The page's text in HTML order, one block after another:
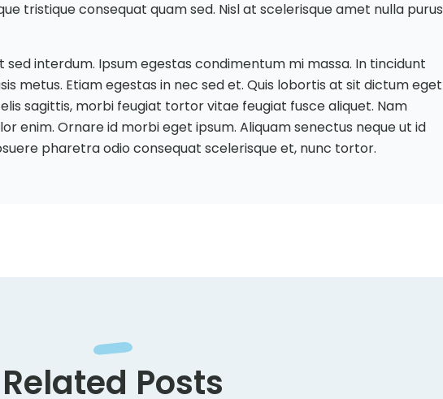
tristique consequat quam sed. Nisl at scelerisque amet nulla purus
sed interdum. Ipsum egestas condimentum mi massa. In tincidunt
metus. Etiam egestas in nec sed et. Quis lobortis at sit dictum eget
sagittis, morbi feugiat tortor vitae feugiat fusce aliquet. Nam
enim. Ornare id morbi eget ipsum. Aliquam senectus neque ut id
pharetra odio consequat scelerisque et, nunc tortor.
Related Posts